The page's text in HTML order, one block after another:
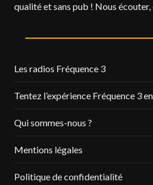
qualité et sans pub ! Nous
Les radios Fréquence 3
Tentez l’expérience Fréquence 3
Qui sommes-nous ?
Mentions légales
Politique de confidentialité